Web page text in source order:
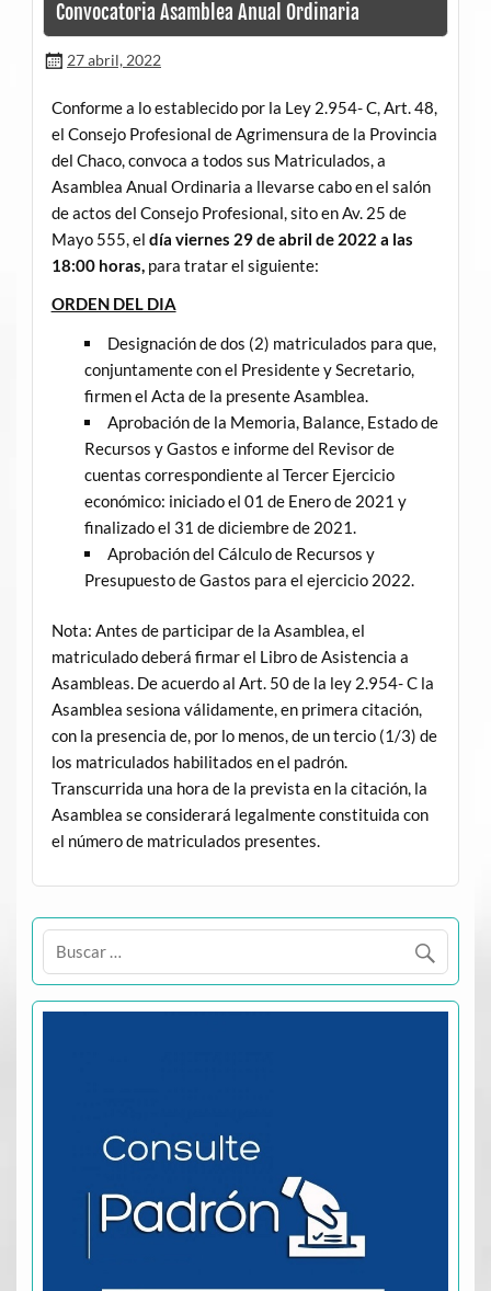
Convocatoria Asamblea Anual Ordinaria
27 abril, 2022
Conforme a lo establecido por la Ley 2.954- C, Art. 48,
el Consejo Profesional de Agrimensura de la Provincia
del Chaco, convoca a todos sus Matriculados, a
Asamblea Anual Ordinaria a llevarse cabo en el salón
de actos del Consejo Profesional, sito en Av. 25 de
Mayo 555, el día viernes 29 de abril de 2022 a las
18:00 horas, para tratar el siguiente:
ORDEN DEL DIA
Designación de dos (2) matriculados para que,
conjuntamente con el Presidente y Secretario,
firmen el Acta de la presente Asamblea.
Aprobación de la Memoria, Balance, Estado de
Recursos y Gastos e informe del Revisor de
cuentas correspondiente al Tercer Ejercicio
económico: iniciado el 01 de Enero de 2021 y
finalizado el 31 de diciembre de 2021.
Aprobación del Cálculo de Recursos y
Presupuesto de Gastos para el ejercicio 2022.
Nota: Antes de participar de la Asamblea, el
matriculado deberá firmar el Libro de Asistencia a
Asambleas. De acuerdo al Art. 50 de la ley 2.954- C la
Asamblea sesiona válidamente, en primera citación,
con la presencia de, por lo menos, de un tercio (1/3) de
los matriculados habilitados en el padrón.
Transcurrida una hora de la prevista en la citación, la
Asamblea se considerará legalmente constituida con
el número de matriculados presentes.